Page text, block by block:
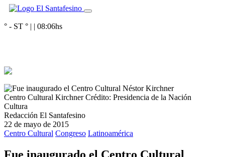
° - ST ° | | 08:06hs
Centro Cultural Kirchner Crédito: Presidencia de la Nación
Cultura
Redacción El Santafesino
22 de mayo de 2015
Centro Cultural Congreso Latinoamérica